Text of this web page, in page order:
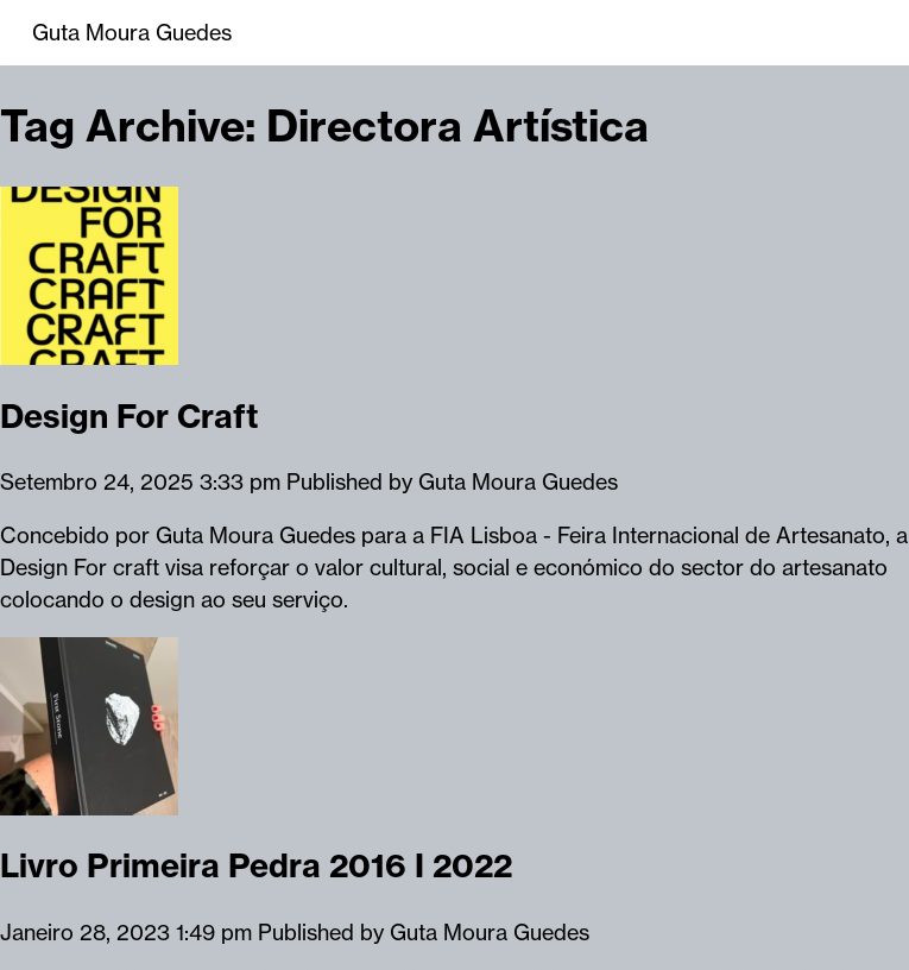
Guta Moura Guedes
Tag Archive: Directora Artística
Design For Craft
Setembro 24, 2025 3:33 pm Published by Guta Moura Guedes
Concebido por Guta Moura Guedes para a FIA Lisboa - Feira Internacional de Artesanato, a
Design For craft visa reforçar o valor cultural, social e económico do sector do artesanato
colocando o design ao seu serviço.
Livro Primeira Pedra 2016 I 2022
Janeiro 28, 2023 1:49 pm Published by Guta Moura Guedes